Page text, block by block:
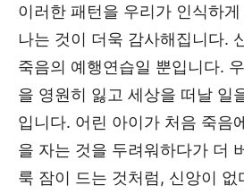
이러한 패턴을 우리가 인식하
나는 것이 더욱 감사해집니다.
죽음의 예행연습일 뿐입니다.
을 영원히 잃고 세상을 떠날 일
입니다. 어린 아이가 처음 죽음
을 자는 것을 두려워하다가 더
룩 잠이 드는 것처럼, 신앙이